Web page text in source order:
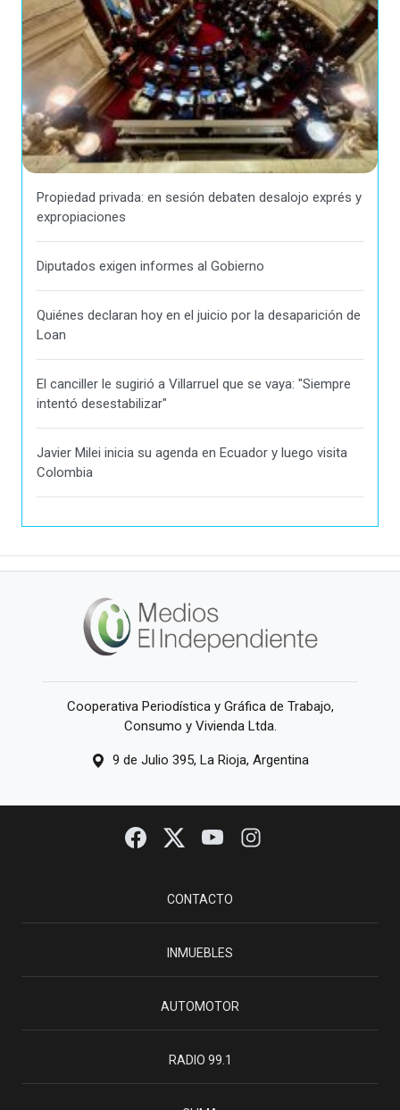
Propiedad privada: en sesión debaten desalojo exprés y
expropiaciones
Diputados exigen informes al Gobierno
Quiénes declaran hoy en el juicio por la desaparición de
Loan
El canciller le sugirió a Villarruel que se vaya: "Siempre
intentó desestabilizar"
Javier Milei inicia su agenda en Ecuador y luego visita
Colombia
Cooperativa Periodística y Gráfica de Trabajo,
Consumo y Vivienda Ltda.
9 de Julio 395, La Rioja, Argentina
CONTACTO
INMUEBLES
AUTOMOTOR
RADIO 99.1